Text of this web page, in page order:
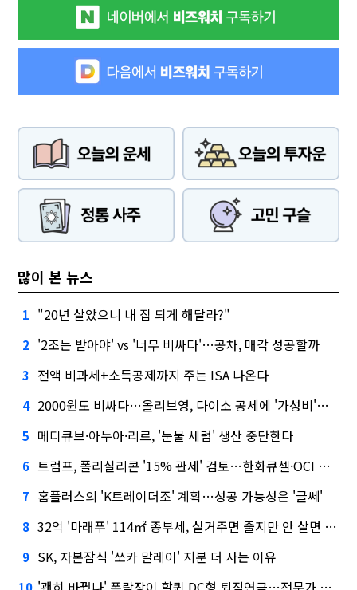
많이 본 뉴스
1 "20년 살았으니 내 집 되게 해달라?"
2 '2조는 받아야' vs '너무 비싸다'…공차, 매각 성공할까
3 전액 비과세+소득공제까지 주는 ISA 나온다
4 2000원도 비싸다…올리브영, 다이소 공세에 '가성비'로 맞불
5 메디큐브·아누아·리르, '눈물 세럼' 생산 중단한다
6 트럼프, 폴리실리콘 '15% 관세' 검토…한화큐셀·OCI 영향은?
7 홈플러스의 'K트레이더조' 계획…성공 가능성은 '글쎄'
8 32억 '마래푸' 114㎡ 종부세, 실거주면 줄지만 안 살면 2.5배
9 SK, 자본잠식 '쏘카 말레이' 지분 더 사는 이유